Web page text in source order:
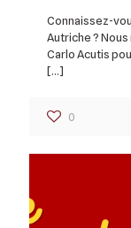
Connaissez-
Autriche ?
Carlo Acutis
[…]
0